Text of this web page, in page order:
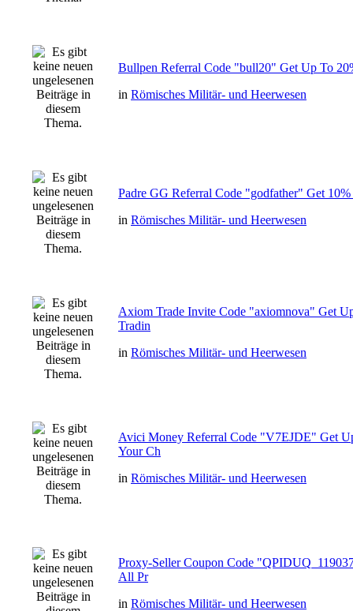
Bullpen Referral Code "bull20" Get Up To
in Römisches Militär- und Heerwesen
Padre GG Referral Code "godfather" Get
in Römisches Militär- und Heerwesen
Axiom Trade Invite Code "axiomnova" Get
Tradin
in Römisches Militär- und Heerwesen
Avici Money Referral Code "V7EJDE" Get
Your Ch
in Römisches Militär- und Heerwesen
Proxy-Seller Coupon Code
All Pr
in Römisches Militär- und Heerwesen